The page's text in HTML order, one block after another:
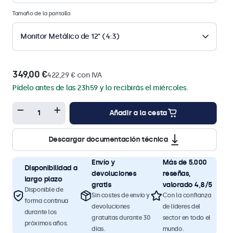
Tamaño de la pantalla
Monitor Metálico de 12" (4:3)
349,00 €422,29 € con IVA
Pídelo antes de las 23h59 y lo recibirás el miércoles.
Añadir a la cesta
Descargar documentación técnica
Disponibilidad a
largo plazo
Disponible de
forma continua
durante los
próximos años.
Envío y
devoluciones
gratis
Sin costes de envío y
devoluciones
gratuitas durante 30
días.
Más de 5.000
reseñas,
valorado 4,8/5
Con la confianza
de líderes del
sector en todo el
mundo.